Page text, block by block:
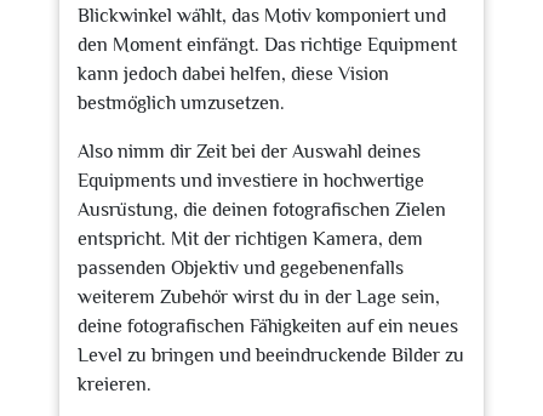
Blickwinkel wählt, das Motiv komponiert und
den Moment einfängt. Das richtige Equipment
kann jedoch dabei helfen, diese Vision
bestmöglich umzusetzen.
Also nimm dir Zeit bei der Auswahl deines
Equipments und investiere in hochwertige
Ausrüstung, die deinen fotografischen Zielen
entspricht. Mit der richtigen Kamera, dem
passenden Objektiv und gegebenenfalls
weiterem Zubehör wirst du in der Lage sein,
deine fotografischen Fähigkeiten auf ein neues
Level zu bringen und beeindruckende Bilder zu
kreieren.